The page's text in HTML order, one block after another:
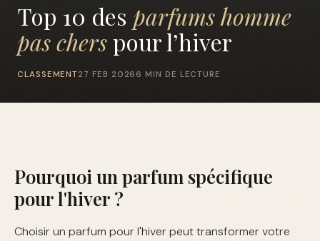
Top 10 des parfums homme
pas cherspour l’hiver
CLASSEMENT27 FEB 2026 6 MIN DE LECTURE
Pourquoi un parfum spécifique
pour l'hiver ?
Choisir un parfum pour l'hiver peut transformer votre